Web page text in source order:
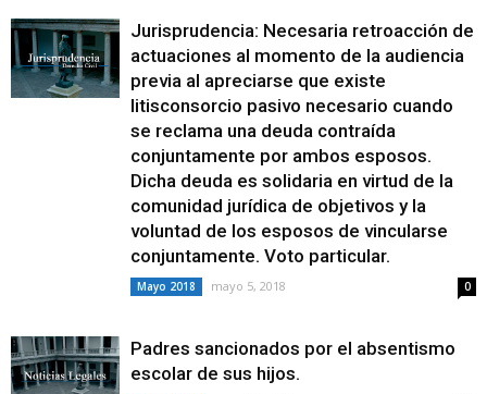
Jurisprudencia: Necesaria retroacción de
actuaciones al momento de la audiencia
previa al apreciarse que existe
litisconsorcio pasivo necesario cuando
se reclama una deuda contraída
conjuntamente por ambos esposos.
Dicha deuda es solidaria en virtud de la
comunidad jurídica de objetivos y la
voluntad de los esposos de vincularse
conjuntamente. Voto particular.
Mayo 2018 mayo 5, 2018 0
Padres sancionados por el absentismo
escolar de sus hijos.